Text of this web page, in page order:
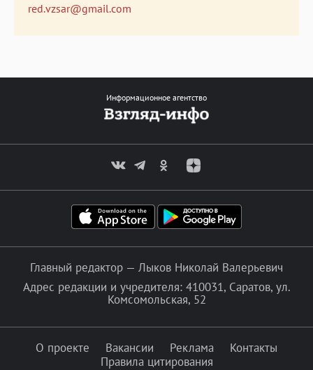
red.vzsar@gmail.com
Информационное агентство
Главный редактор — Лыков Николай Валерьевич
Адрес редакции и учредителя: 410031, Саратов, ул.
Комсомольская, 52
О проекте Вакансии Реклама
Контакты
Правила цитирования